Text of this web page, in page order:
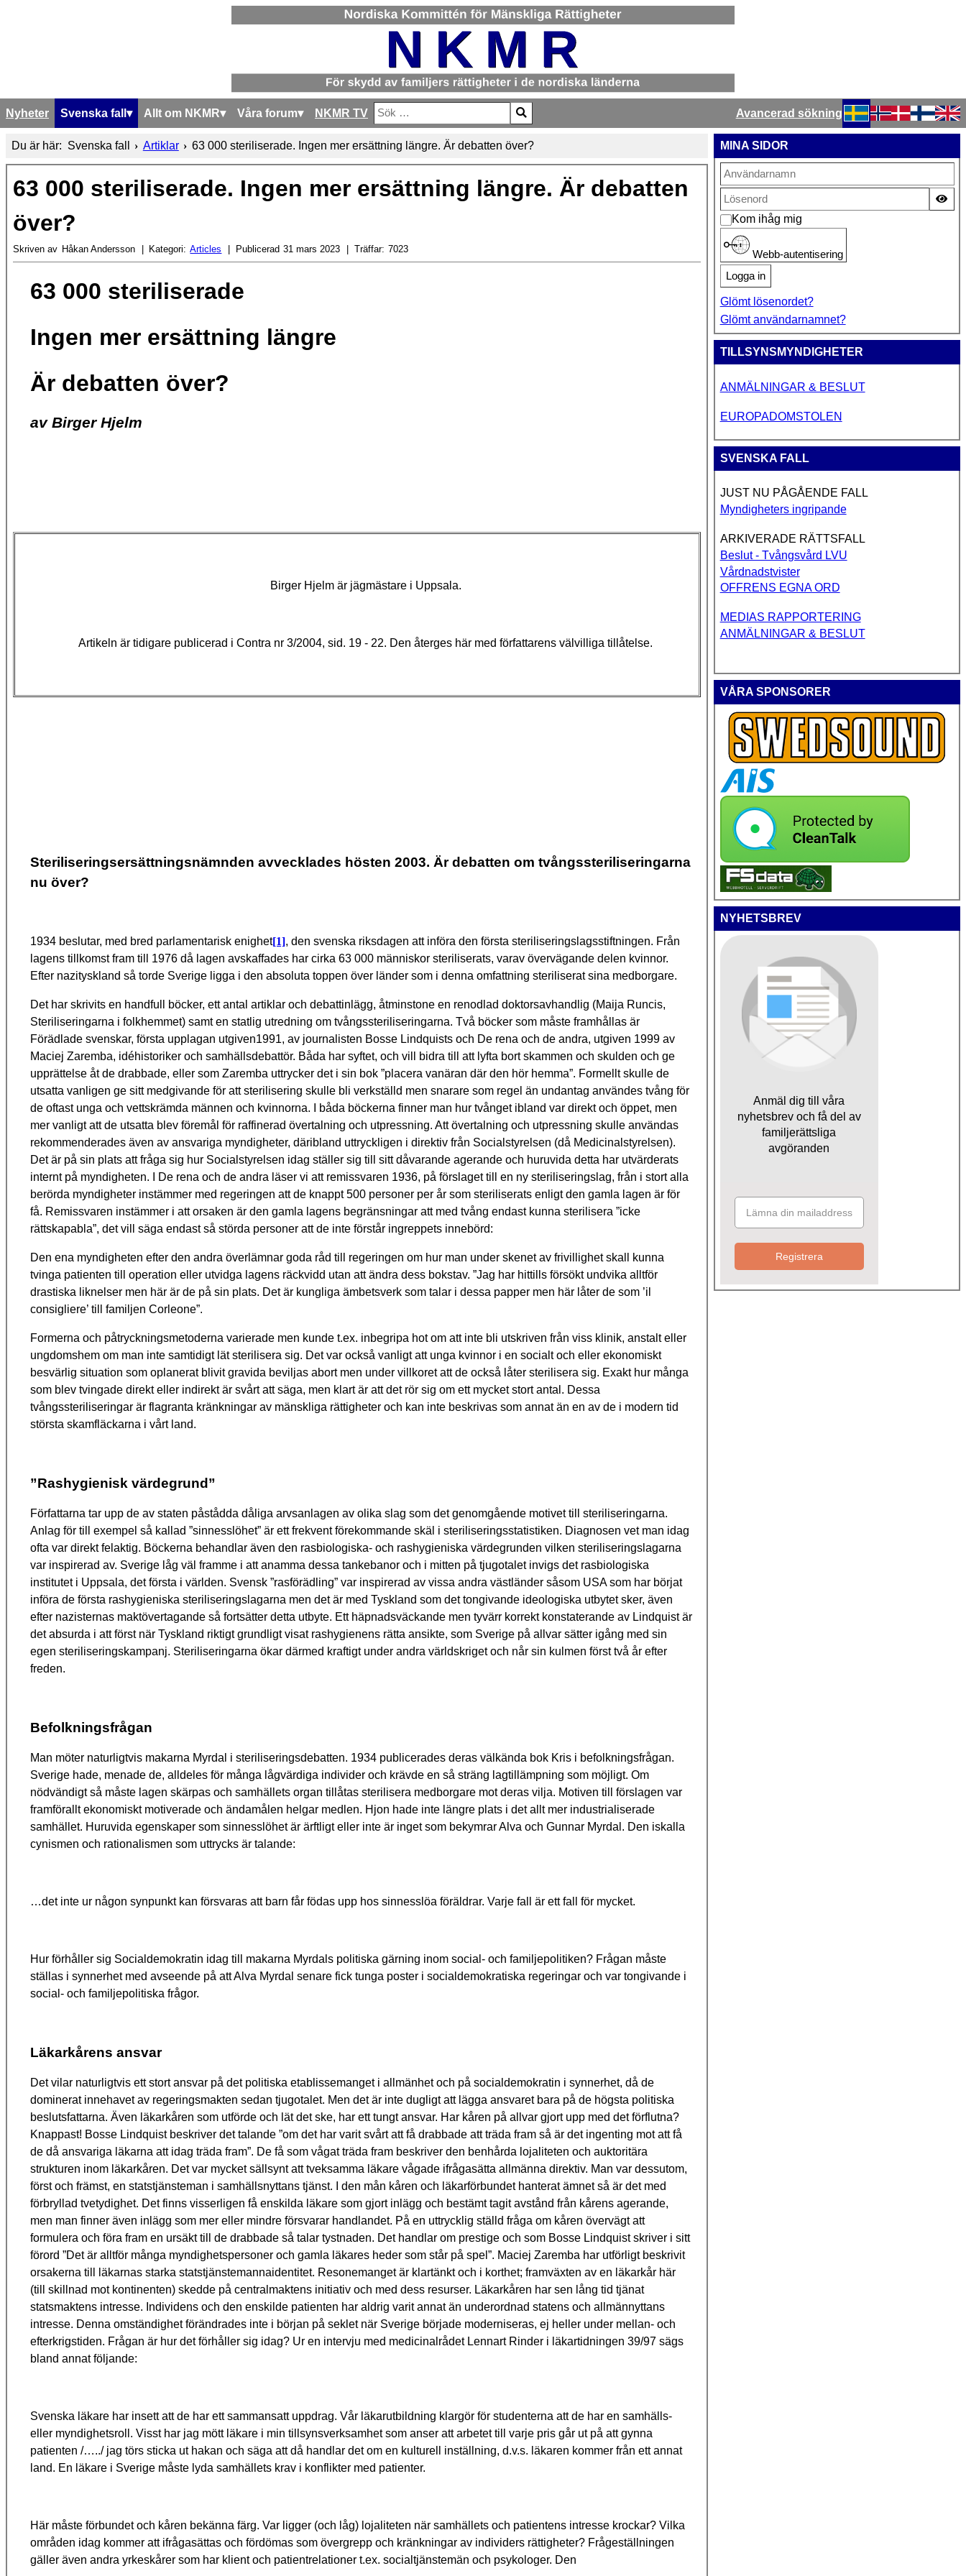
Nyheter Svenska fall Allt om NKMR Våra forum NKMR TV
Sök
Type 2 or more characters for results.
Avancerad sökning
Välj ditt språk
Du är här: Svenska fall Artiklar 63 000 steriliserade. Ingen mer ersättning längre. Är debatten över?
63 000 steriliserade. Ingen mer ersättning längre. Är debatten
över?
Skriven av Håkan Andersson Kategori: Articles Publicerad 31 mars 2023 Träffar: 7023
63 000 steriliserade
Ingen mer ersättning längre
Är debatten över?
av Birger Hjelm
Birger Hjelm är jägmästare i Uppsala.
Artikeln är tidigare publicerad i Contra nr 3/2004, sid. 19 - 22. Den återges här med författarens välvilliga tillåtelse.
Steriliseringsersättningsnämnden avvecklades hösten 2003. Är debatten om tvångssteriliseringarna
nu över?
1934 beslutar, med bred parlamentarisk enighet[1], den svenska riksdagen att införa den första steriliseringslagsstiftningen. Från
lagens tillkomst fram till 1976 då lagen avskaffades har cirka 63 000 människor steriliserats, varav övervägande delen kvinnor.
Efter nazityskland så torde Sverige ligga i den absoluta toppen över länder som i denna omfattning steriliserat sina medborgare.
Det har skrivits en handfull böcker, ett antal artiklar och debattinlägg, åtminstone en renodlad doktorsavhandlig (Maija Runcis,
Steriliseringarna i folkhemmet) samt en statlig utredning om tvångssteriliseringarna. Två böcker som måste framhållas är
Förädlade svenskar, första upplagan utgiven1991, av journalisten Bosse Lindquists och De rena och de andra, utgiven 1999 av
Maciej Zaremba, idéhistoriker och samhällsdebattör. Båda har syftet, och vill bidra till att lyfta bort skammen och skulden och ge
upprättelse åt de drabbade, eller som Zaremba uttrycker det i sin bok ”placera vanäran där den hör hemma”. Formellt skulle de
utsatta vanligen ge sitt medgivande för att sterilisering skulle bli verkställd men snarare som regel än undantag användes tvång för
de oftast unga och vettskrämda männen och kvinnorna. I båda böckerna finner man hur tvånget ibland var direkt och öppet, men
mer vanligt att de utsatta blev föremål för raffinerad övertalning och utpressning. Att övertalning och utpressning skulle användas
rekommenderades även av ansvariga myndigheter, däribland uttryckligen i direktiv från Socialstyrelsen (då Medicinalstyrelsen).
Det är på sin plats att fråga sig hur Socialstyrelsen idag ställer sig till sitt dåvarande agerande och huruvida detta har utvärderats
internt på myndigheten. I De rena och de andra läser vi att remissvaren 1936, på förslaget till en ny steriliseringslag, från i stort alla
berörda myndigheter instämmer med regeringen att de knappt 500 personer per år som steriliserats enligt den gamla lagen är för
få. Remissvaren instämmer i att orsaken är den gamla lagens begränsningar att med tvång endast kunna sterilisera ”icke
rättskapabla”, det vill säga endast så störda personer att de inte förstår ingreppets innebörd:
Den ena myndigheten efter den andra överlämnar goda råd till regeringen om hur man under skenet av frivillighet skall kunna
tvinga patienten till operation eller utvidga lagens räckvidd utan att ändra dess bokstav. ”Jag har hittills försökt undvika alltför
drastiska liknelser men här är de på sin plats. Det är kungliga ämbetsverk som talar i dessa papper men här låter de som ’il
consigliere’ till familjen Corleone”.
Formerna och påtryckningsmetoderna varierade men kunde t.ex. inbegripa hot om att inte bli utskriven från viss klinik, anstalt eller
ungdomshem om man inte samtidigt lät sterilisera sig. Det var också vanligt att unga kvinnor i en socialt och eller ekonomiskt
besvärlig situation som oplanerat blivit gravida beviljas abort men under villkoret att de också låter sterilisera sig. Exakt hur många
som blev tvingade direkt eller indirekt är svårt att säga, men klart är att det rör sig om ett mycket stort antal. Dessa
tvångssteriliseringar är flagranta kränkningar av mänskliga rättigheter och kan inte beskrivas som annat än en av de i modern tid
största skamfläckarna i vårt land.
”Rashygienisk värdegrund”
Författarna tar upp de av staten påstådda dåliga arvsanlagen av olika slag som det genomgående motivet till steriliseringarna.
Anlag för till exempel så kallad ”sinnesslöhet” är ett frekvent förekommande skäl i steriliseringsstatistiken. Diagnosen vet man idag
ofta var direkt felaktig. Böckerna behandlar även den rasbiologiska- och rashygieniska värdegrunden vilken steriliseringslagarna
var inspirerad av. Sverige låg väl framme i att anamma dessa tankebanor och i mitten på tjugotalet invigs det rasbiologiska
institutet i Uppsala, det första i världen. Svensk ”rasförädling” var inspirerad av vissa andra västländer såsom USA som har börjat
införa de första rashygieniska steriliseringslagarna men det är med Tyskland som det tongivande ideologiska utbytet sker, även
efter nazisternas maktövertagande så fortsätter detta utbyte. Ett häpnadsväckande men tyvärr korrekt konstaterande av Lindquist är
det absurda i att först när Tyskland riktigt grundligt visat rashygienens rätta ansikte, som Sverige på allvar sätter igång med sin
egen steriliseringskampanj. Steriliseringarna ökar därmed kraftigt under andra världskriget och når sin kulmen först två år efter
freden.
Befolkningsfrågan
Man möter naturligtvis makarna Myrdal i steriliseringsdebatten. 1934 publicerades deras välkända bok Kris i befolkningsfrågan.
Sverige hade, menade de, alldeles för många lågvärdiga individer och krävde en så sträng lagtillämpning som möjligt. Om
nödvändigt så måste lagen skärpas och samhällets organ tillåtas sterilisera medborgare mot deras vilja. Motiven till förslagen var
framförallt ekonomiskt motiverade och ändamålen helgar medlen. Hjon hade inte längre plats i det allt mer industrialiserade
samhället. Huruvida egenskaper som sinnesslöhet är ärftligt eller inte är inget som bekymrar Alva och Gunnar Myrdal. Den iskalla
cynismen och rationalismen som uttrycks är talande:
…det inte ur någon synpunkt kan försvaras att barn får födas upp hos sinnesslöa föräldrar. Varje fall är ett fall för mycket.
Hur förhåller sig Socialdemokratin idag till makarna Myrdals politiska gärning inom social- och familjepolitiken? Frågan måste
ställas i synnerhet med avseende på att Alva Myrdal senare fick tunga poster i socialdemokratiska regeringar och var tongivande i
social- och familjepolitiska frågor.
Läkarkårens ansvar
Det vilar naturligtvis ett stort ansvar på det politiska etablissemanget i allmänhet och på socialdemokratin i synnerhet, då de
dominerat innehavet av regeringsmakten sedan tjugotalet. Men det är inte dugligt att lägga ansvaret bara på de högsta politiska
beslutsfattarna. Även läkarkåren som utförde och lät det ske, har ett tungt ansvar. Har kåren på allvar gjort upp med det förflutna?
Knappast! Bosse Lindquist beskriver det talande ”om det har varit svårt att få drabbade att träda fram så är det ingenting mot att få
de då ansvariga läkarna att idag träda fram”. De få som vågat träda fram beskriver den benhårda lojaliteten och auktoritära
strukturen inom läkarkåren. Det var mycket sällsynt att tveksamma läkare vågade ifrågasätta allmänna direktiv. Man var dessutom,
först och främst, en statstjänsteman i samhällsnyttans tjänst. I den mån kåren och läkarförbundet hanterat ämnet så är det med
förbryllad tvetydighet. Det finns visserligen få enskilda läkare som gjort inlägg och bestämt tagit avstånd från kårens agerande,
men man finner även inlägg som mer eller mindre försvarar handlandet. På en uttrycklig ställd fråga om kåren övervägt att
formulera och föra fram en ursäkt till de drabbade så talar tystnaden. Det handlar om prestige och som Bosse Lindquist skriver i sitt
förord ”Det är alltför många myndighetspersoner och gamla läkares heder som står på spel”. Maciej Zaremba har utförligt beskrivit
orsakerna till läkarnas starka statstjänstemannaidentitet. Resonemanget är klartänkt och i korthet; framväxten av en läkarkår här
(till skillnad mot kontinenten) skedde på centralmaktens initiativ och med dess resurser. Läkarkåren har sen lång tid tjänat
statsmaktens intresse. Individens och den enskilde patienten har aldrig varit annat än underordnad statens och allmännyttans
intresse. Denna omständighet förändrades inte i början på seklet när Sverige började moderniseras, ej heller under mellan- och
efterkrigstiden. Frågan är hur det förhåller sig idag? Ur en intervju med medicinalrådet Lennart Rinder i läkartidningen 39/97 sägs
bland annat följande:
Svenska läkare har insett att de har ett sammansatt uppdrag. Vår läkarutbildning klargör för studenterna att de har en samhälls-
eller myndighetsroll. Visst har jag mött läkare i min tillsynsverksamhet som anser att arbetet till varje pris går ut på att gynna
patienten /…../ jag törs sticka ut hakan och säga att då handlar det om en kulturell inställning, d.v.s. läkaren kommer från ett annat
land. En läkare i Sverige måste lyda samhällets krav i konflikter med patienter.
Här måste förbundet och kåren bekänna färg. Var ligger (och låg) lojaliteten när samhällets och patientens intresse krockar? Vilka
områden idag kommer att ifrågasättas och fördömas som övergrepp och kränkningar av individers rättigheter? Frågeställningen
gäller även andra yrkeskårer som har klient och patientrelationer t.ex. socialtjänstemän och psykologer. Den
MINA SIDOR
Kom ihåg mig
Webb-autentisering
Logga in
Glömt lösenordet?
Glömt användarnamnet?
TILLSYNSMYNDIGHETER
ANMÄLNINGAR & BESLUT
EUROPADOMSTOLEN
SVENSKA FALL
JUST NU PÅGÅENDE FALL
Myndigheters ingripande
ARKIVERADE RÄTTSFALL
Beslut - Tvångsvård LVU
Vårdnadstvister
OFFRENS EGNA ORD
MEDIAS RAPPORTERING
ANMÄLNINGAR & BESLUT
VÅRA SPONSORER
NYHETSBREV
Anmäl dig till våra
nyhetsbrev och få del av
familjerättsliga
avgöranden
Registrera